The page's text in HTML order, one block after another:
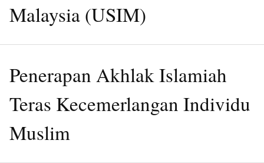
Malaysia (USIM)
Penerapan Akhlak Islamiah
Teras Kecemerlangan Individu
Muslim